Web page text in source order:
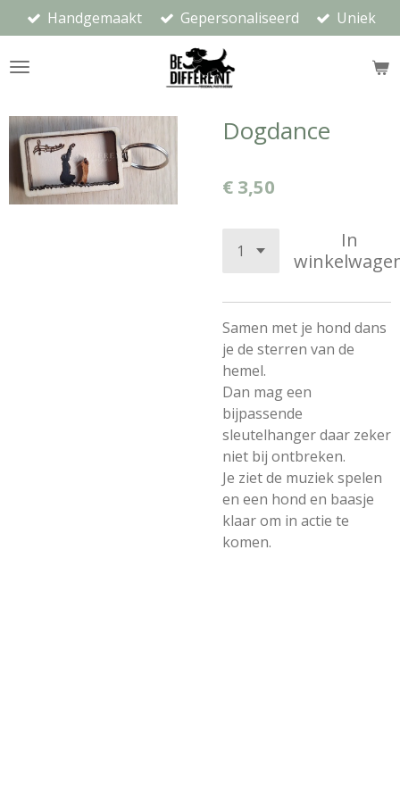
direct
naar
Handgemaakt Gepersonaliseerd Uniek
Dogdance
€ 3,50
In
Samen met je hond dans
je de sterren van de
hemel.
Dan mag een
bijpassende
sleutelhanger daar zeker
niet bij ontbreken.
Je ziet de muziek spelen
en een hond en baasje
klaar om in actie te
komen.